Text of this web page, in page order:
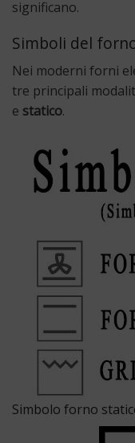
significano.
Simboli del
Nei moderni forni
tre principali
e statico.
Simbolo forno